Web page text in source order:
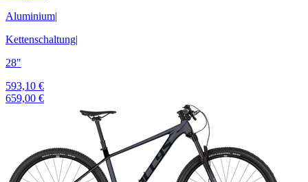
Aluminium|
Kettenschaltung|
28"
593,10 €
659,00 €